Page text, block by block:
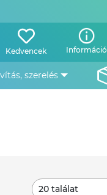
Kedvencek Információ
szerelés
20 találat